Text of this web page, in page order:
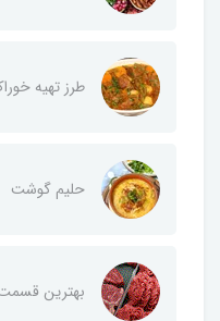
طرز تهیه
حلیم گوشت
بهترین